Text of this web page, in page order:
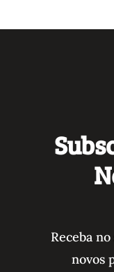
Receba
novos